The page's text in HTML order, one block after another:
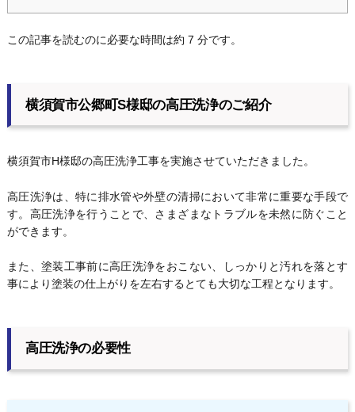
この記事を読むのに必要な時間は約 7 分です。
横須賀市公郷町S様邸の高圧洗浄のご紹介
横須賀市H様邸の高圧洗浄工事を実施させていただきました。
高圧洗浄は、特に排水管や外壁の清掃において非常に重要な手段で
す。高圧洗浄を行うことで、さまざまなトラブルを未然に防ぐこと
ができます。
また、塗装工事前に高圧洗浄をおこない、しっかりと汚れを落とす
事により塗装の仕上がりを左右するとても大切な工程となります。
高圧洗浄の必要性